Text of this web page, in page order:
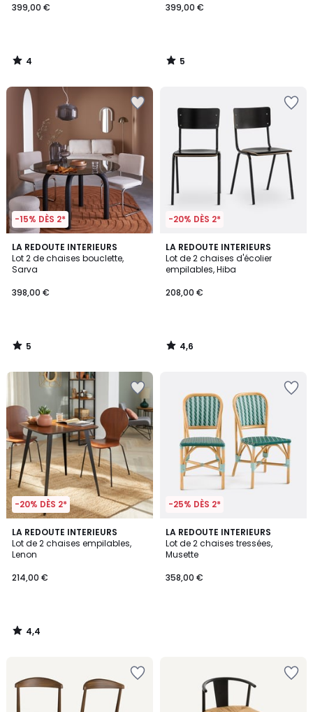
399,00 €
4
/
399,00 €
5
/
-15% DÈS 2*
LA REDOUTE INTERIEURS
Lot 2 de chaises bouclette,
Sarva
398,00 €
5
/
5
5
/
-20% DÈS 2*
LA REDOUTE INTERIEURS
Lot de 2 chaises d'écolier
empilables, Hiba
208,00 €
4,6
/ 5
4,6
/
-20% DÈS 2*
LA REDOUTE INTERIEURS
Lot de 2 chaises empilables,
Lenon
214,00 €
4,4
/ 5
4,4
/
-25% DÈS 2*
LA REDOUTE INTERIEURS
Lot de 2 chaises tressées,
Musette
358,00 €